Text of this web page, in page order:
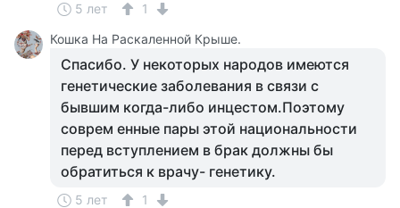
5 лет
1
Кошка На Раскаленной Крыше.
Спасибо. У некоторых народов имеются
генетические заболевания в связи с
бывшим когда-либо инцестом.Поэтому
соврем енные пары этой национальности
перед вступлением в брак должны бы
обратиться к врачу- генетику.
5 лет 1